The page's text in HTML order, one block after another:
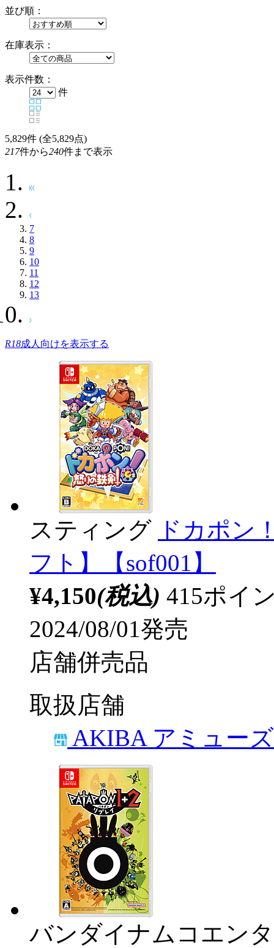
並び順：
在庫表示：
表示件数：
件
5,829件 (全5,829点)
217件から240件まで表示
7
8
9
10
11
12
13
R18成人向けを表示する
スティング ドカポン
フト】【sof001】
¥4,150(税込) 415ポイ
2024/08/01発売
店舗併売品
取扱店舗
AKIBA アミュー
バンダイナムコエン